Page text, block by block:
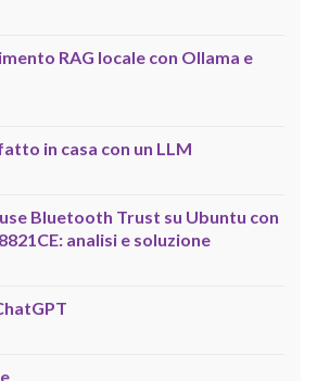
RAG locale con Ollama e
in casa con un LLM
Bluetooth Trust su Ubuntu con
analisi e soluzione